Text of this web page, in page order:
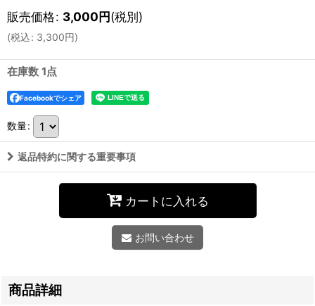
販売価格: 3,000円(税別)
(税込: 3,300円)
在庫数 1点
Facebookでシェア
数量:
返品特約に関する重要事項
カートに入れる
お問い合わせ
商品詳細